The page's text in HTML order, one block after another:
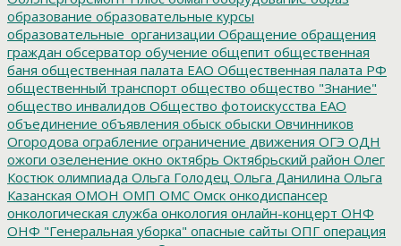
образование образовательные курсы
образовательные_организации Обращение обращения
граждан обсерватор обучение общепит общественная
баня общественная палата ЕАО Общественная палата РФ
общественный транспорт общество общество "Знание"
общество инвалидов Общество фотоискусства ЕАО
объединение объявления обыск обыски Овчинников
Огородова ограбление ограничение движения ОГЭ ОДН
ожоги озеленение окно октябрь Октябрьский район Олег
Костюк олимпиада Ольга Голодец Ольга Данилина Ольга
Казанская ОМОН ОМП ОМС Омск онкодиспансер
онкологическая служба онкология онлайн-концерт ОНФ
ОНФ "Генеральная уборка" опасные сайты ОПГ операция